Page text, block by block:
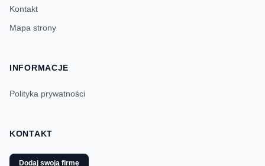
Kontakt
Mapa strony
INFORMACJE
Polityka prywatności
KONTAKT
Dodaj swoją firmę